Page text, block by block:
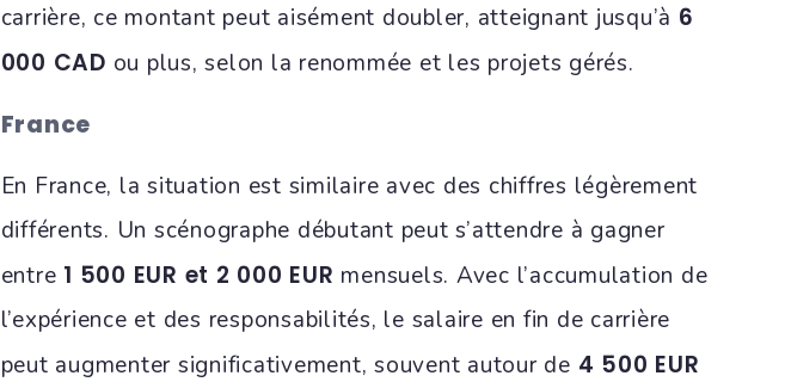
carrière, ce montant peut aisément doubler, atteignant jusqu’à 6
000 CAD ou plus, selon la renommée et les projets gérés.
France
En France, la situation est similaire avec des chiffres légèrement
différents. Un scénographe débutant peut s’attendre à gagner
entre 1 500 EUR et 2 000 EUR mensuels. Avec l’accumulation de
l’expérience et des responsabilités, le salaire en fin de carrière
peut augmenter significativement, souvent autour de 4 500 EUR